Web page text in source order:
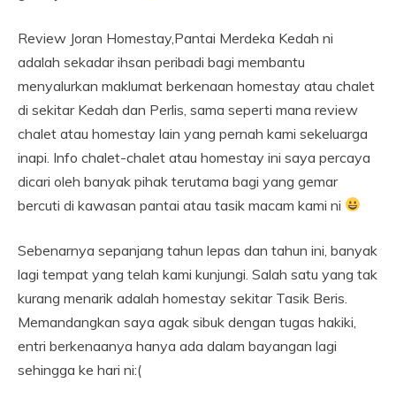
Review Joran Homestay,Pantai Merdeka Kedah ni
adalah sekadar ihsan peribadi bagi membantu
menyalurkan maklumat berkenaan homestay atau chalet
di sekitar Kedah dan Perlis, sama seperti mana review
chalet atau homestay lain yang pernah kami sekeluarga
inapi. Info chalet-chalet atau homestay ini saya percaya
dicari oleh banyak pihak terutama bagi yang gemar
bercuti di kawasan pantai atau tasik macam kami ni
Sebenarnya sepanjang tahun lepas dan tahun ini, banyak
lagi tempat yang telah kami kunjungi. Salah satu yang tak
kurang menarik adalah homestay sekitar Tasik Beris.
Memandangkan saya agak sibuk dengan tugas hakiki,
entri berkenaanya hanya ada dalam bayangan lagi
sehingga ke hari ni:(